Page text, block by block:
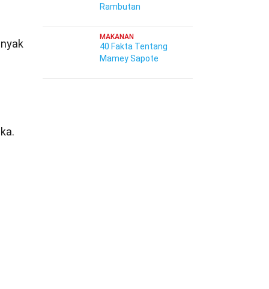
Rambutan
MAKANAN
40 Fakta Tentang
Mamey Sapote